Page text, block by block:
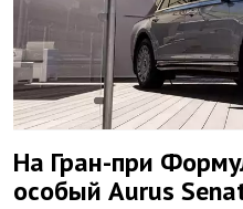
На Гран-при
особый Aurus